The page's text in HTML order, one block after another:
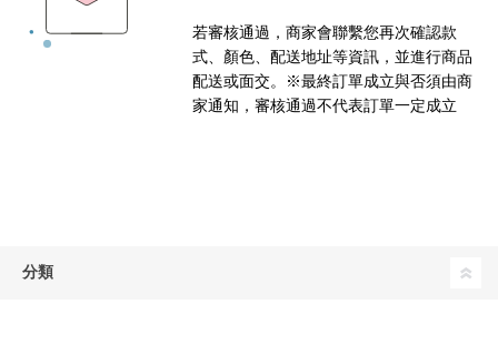
若審核通過，商家會聯繫您再次確認款
式、顏色、配送地址等資訊，並進行商品
配送或面交。※最終訂單成立與否須由商
家通知，審核通過不代表訂單一定成立
分類